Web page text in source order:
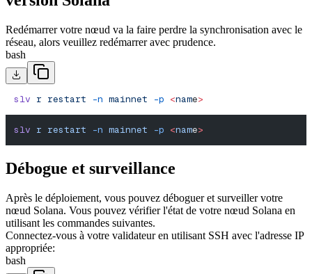
Redémarrer votre nœud va la faire perdre la synchronisation avec le
réseau, alors veuillez redémarrer avec prudence.
bash
slv r restart -n mainnet -p <name>
slv r restart -n mainnet -p <name>
Débogue et surveillance
Après le déploiement, vous pouvez déboguer et surveiller votre
nœud Solana. Vous pouvez vérifier l'état de votre nœud Solana en
utilisant les commandes suivantes.
Connectez-vous à votre validateur en utilisant SSH avec l'adresse IP
appropriée:
bash